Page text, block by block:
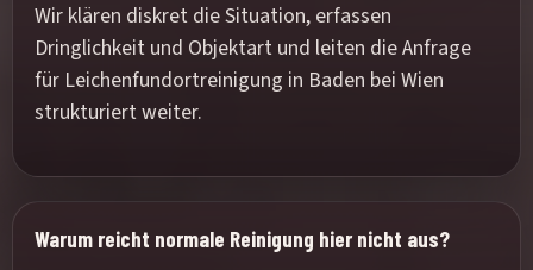
Wir klären diskret die Situation, erfassen
Dringlichkeit und Objektart und leiten die Anfrage
für Leichenfundortreinigung in Baden bei Wien
strukturiert weiter.
Warum reicht normale Reinigung hier nicht aus?